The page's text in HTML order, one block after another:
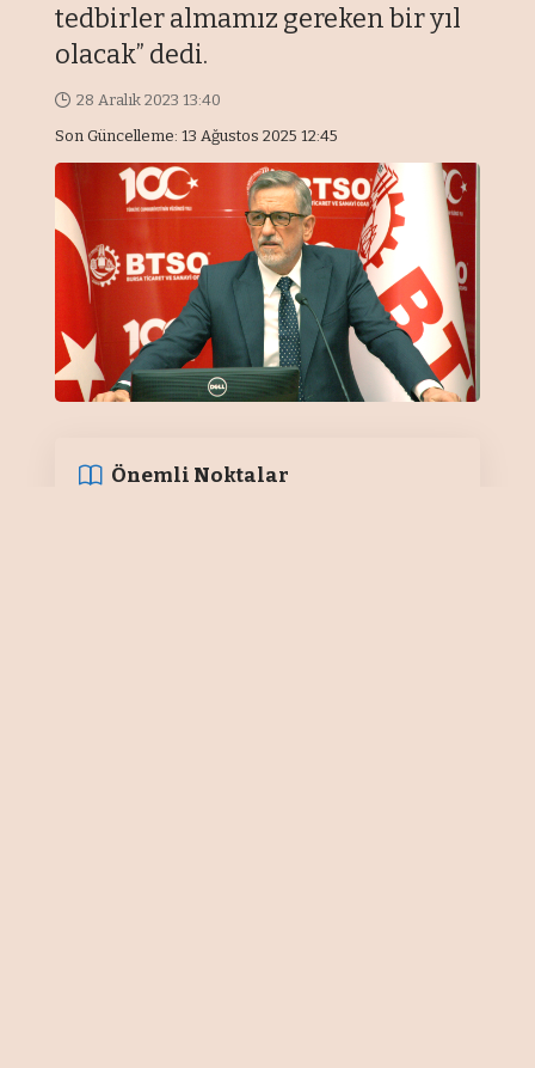
tedbirler almamız gereken bir yıl
olacak” dedi.
Son Güncelleme: 13 Ağustos 2025 12:45
28 Aralık 2023 13:40
Önemli Noktalar